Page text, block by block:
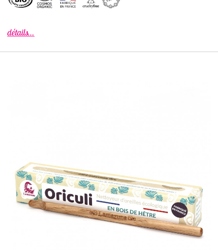
détails…